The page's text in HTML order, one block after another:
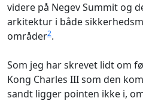
videre på Negev Summit og
arkitektur i både
områder2.
Som jeg har skrevet lidt om
Kong Charles III som den
sandt ligger pointen ikke i,